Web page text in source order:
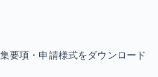
要項・申請様式をダウンロード